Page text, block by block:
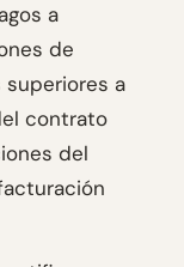
a
de
a
contrato
del